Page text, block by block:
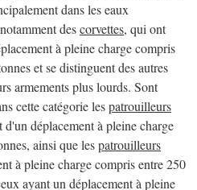
dans les eaux
descorvettes, qui ont
à pleine charge compris
et se distinguent des autres
armements plus lourds. Sont
cette catégorie lespatrouilleurs
d'un déplacement à pleine charge
ainsi que lespatrouilleurs
à pleine charge compris entre 250
ayant un déplacement à pleine